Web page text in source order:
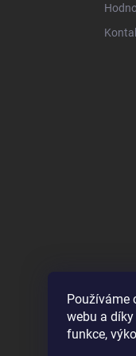
Používáme
webu a
funkce,